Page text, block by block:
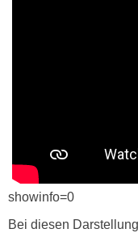
showinfo=0
Bei diesen